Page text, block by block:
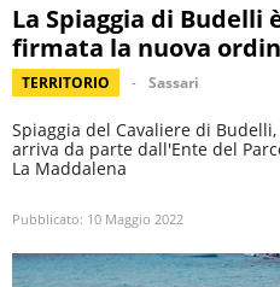
La Spiaggia di Budelli
firmata la nuova
TERRITORIO Sassari
Spiaggia del Cavaliere di
arriva da parte dall'Ente del
La Maddalena
Pubblicato: 10 Maggio 2022